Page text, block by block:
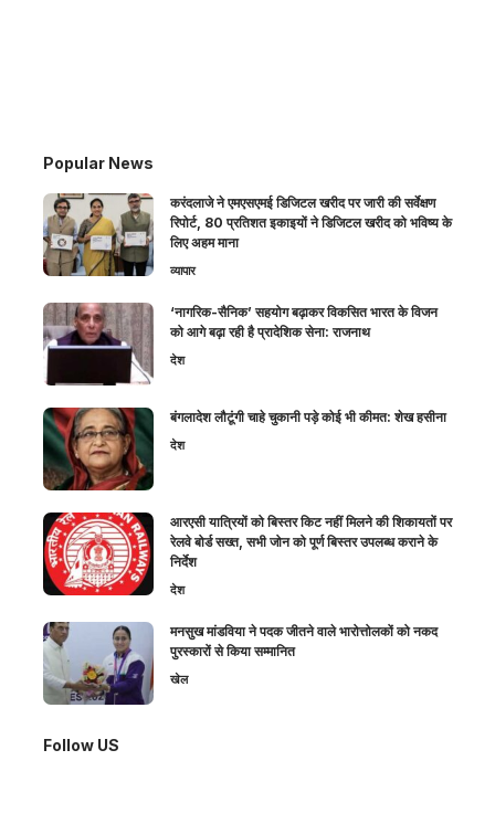
Popular News
करंदलाजे ने एमएसएमई डिजिटल खरीद पर जारी की सर्वेक्षण
रिपोर्ट, 80 प्रतिशत इकाइयों ने डिजिटल खरीद को भविष्य के
लिए अहम माना
व्यापार
‘नागरिक-सैनिक’ सहयोग बढ़ाकर विकसित भारत के विजन
को आगे बढ़ा रही है प्रादेशिक सेना: राजनाथ
देश
बंगलादेश लौटूंगी चाहे चुकानी पड़े कोई भी कीमत: शेख हसीना
देश
आरएसी यात्रियों को बिस्तर किट नहीं मिलने की शिकायतों पर
रेलवे बोर्ड सख्त, सभी जोन को पूर्ण बिस्तर उपलब्ध कराने के
निर्देश
देश
मनसुख मांडविया ने पदक जीतने वाले भारोत्तोलकों को नकद
पुरस्कारों से किया सम्मानित
खेल
Follow US